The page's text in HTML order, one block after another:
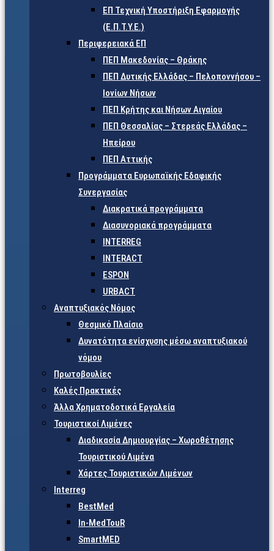
ΕΠ Τεχνική Υποστήριξη Εφαρμογής
(Ε.Π.Τ.Υ.Ε.)
Περιφερειακά ΕΠ
ΠΕΠ Μακεδονίας – Θράκης
ΠΕΠ Δυτικής Ελλάδας – Πελοποννήσου –
Ιονίων Νήσων
ΠΕΠ Κρήτης και Νήσων Αιγαίου
ΠΕΠ Θεσσαλίας – Στερεάς Ελλάδας –
Ηπείρου
ΠΕΠ Αττικής
Προγράμματα Ευρωπαϊκής Εδαφικής
Συνεργασίας
Διακρατικά προγράμματα
Διασυνοριακά προγράμματα
INTERREG
INTERACT
ESPON
URBACT
Αναπτυξιακός Νόμος
Θεσμικό Πλαίσιο
Δυνατότητα ενίσχυσης μέσω αναπτυξιακού
νόμου
Πρωτοβουλίες
Καλές Πρακτικές
Άλλα Χρηματοδοτικά Εργαλεία
Τουριστικοί Λιμένες
Διαδικασία Δημιουργίας – Χωροθέτησης
Τουριστικού Λιμένα
Χάρτες Τουριστικών Λιμένων
Interreg
BestMed
In-MedTouR
SmartMED